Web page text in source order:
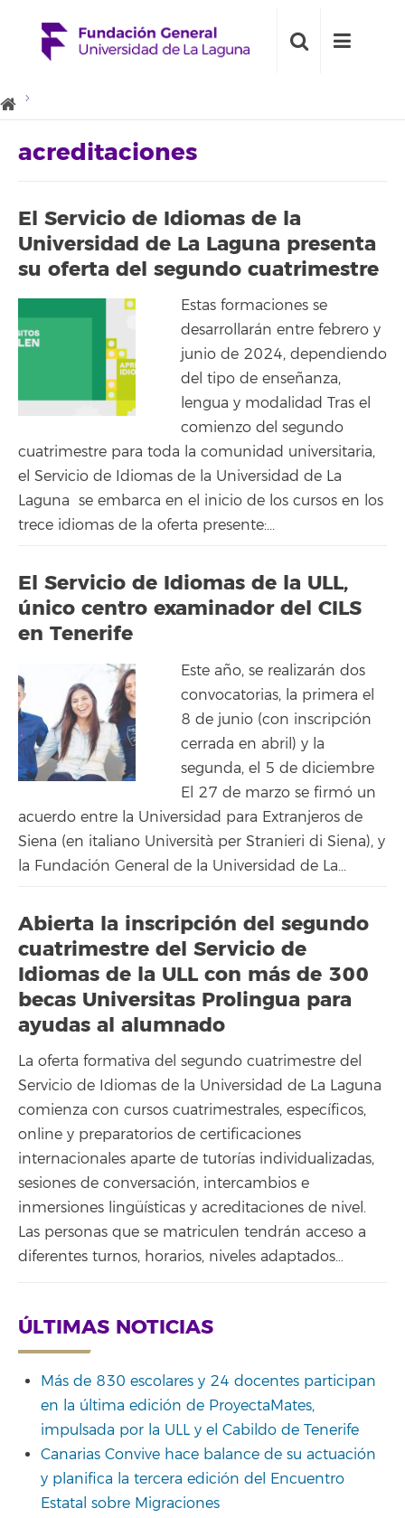
acreditaciones
El Servicio de Idiomas de la
Universidad de La Laguna presenta
su oferta del segundo cuatrimestre
Estas formaciones se
desarrollarán entre febrero y
junio de 2024, dependiendo
del tipo de enseñanza,
lengua y modalidad Tras el
comienzo del segundo
cuatrimestre para toda la comunidad universitaria,
el Servicio de Idiomas de la Universidad de La
Laguna se embarca en el inicio de los cursos en los
trece idiomas de la oferta presente:...
El Servicio de Idiomas de la ULL,
único centro examinador del CILS
en Tenerife
Este año, se realizarán dos
convocatorias, la primera el
8 de junio (con inscripción
cerrada en abril) y la
segunda, el 5 de diciembre
El 27 de marzo se firmó un
acuerdo entre la Universidad para Extranjeros de
Siena (en italiano Università per Stranieri di Siena), y
la Fundación General de la Universidad de La...
Abierta la inscripción del segundo
cuatrimestre del Servicio de
Idiomas de la ULL con más de 300
becas Universitas Prolingua para
ayudas al alumnado
La oferta formativa del segundo cuatrimestre del
Servicio de Idiomas de la Universidad de La Laguna
comienza con cursos cuatrimestrales, específicos,
online y preparatorios de certificaciones
internacionales aparte de tutorías individualizadas,
sesiones de conversación, intercambios e
inmersiones lingüísticas y acreditaciones de nivel.
Las personas que se matriculen tendrán acceso a
diferentes turnos, horarios, niveles adaptados…
ÚLTIMAS NOTICIAS
Más de 830 escolares y 24 docentes participan
en la última edición de ProyectaMates,
impulsada por la ULL y el Cabildo de Tenerife
Canarias Convive hace balance de su actuación
y planifica la tercera edición del Encuentro
Estatal sobre Migraciones